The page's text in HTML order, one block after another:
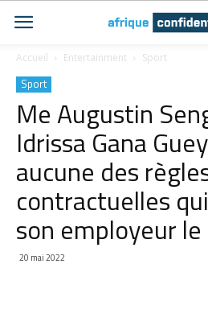
Accueil Entertainment Sport
Sport
Me Augustin
Idrissa Gana
aucune des
contractuelles
son employeur le
20 mai 2022